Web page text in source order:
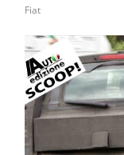
lifestyle
Fiat